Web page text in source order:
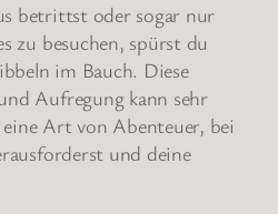
betrittst oder sogar nur
zu besuchen, spürst du
im Bauch. Diese
Aufregung kann sehr
Art von Abenteuer, bei
und deine